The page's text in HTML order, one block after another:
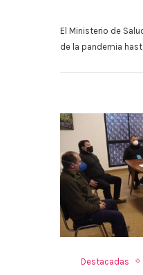
El Ministerio de
de la pandemia
Destacadas